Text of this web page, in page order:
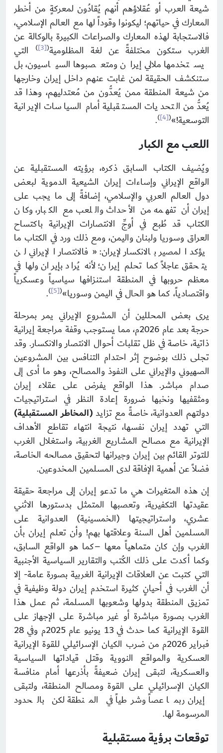
شيعة العرب أو عُقلاؤهم أنهم يُقادُون لمعركةٍ من أخطر
المعارك في حياتهم؛ ليكونوا وقوداً لها مع العالم الإسلامي،
فالاستجابة لهذه المعارك والصراعات الكبيرة بالوكالة عن
الغرب ستكون مختلفةً عن لغة المظلومية(
[3]
)
التي
يستخدمها ملالي إيران ومتعصبوها السياسيون، بل
ستنكشف الحقيقة لمن غابت عنهم داخل إيران وخارجها
من شيعة المنطقة ممن يُعدُّون من مُعتدليهم، وهذا قد
يُعدُّ من التحديات المستقبلية أمام السياسات الإيرانية
التوسعية!»(
[4]
)
.
اللعب مع الكبار
ويُضيف الكتاب السابق ذكره، برؤيته المستقبلية عن
الواقع الإيراني وإساءات إيران الشيعية الدموية لبعض
دول العالم العربي والإسلامي، إضافةً إلى ما يجب على
إيران أن تفهمه من الأحداث واللعب مع الكبار، وكان
الكتاب قد طُبع في أوجِّ الانتصارات الإيرانية باكتساح
العراق وسوريا ولبنان واليمن، ومع ذلك ورد في الكتاب ما
يؤكد المصير بالانكسار لإيران: «فالانتصار الإيراني لن
يتحقق عاجلاً كما تحلم إيران؛ لأنه يُراد بإيران ولها في
معظم حروبها في المنطقة استنزافها سياسياً وعسكرياً
واقتصادياً، كما هو الحال في اليمن وسوريا»(
[5]
)
.
يرى بعض المحللين أن المشروع الإيراني يمر بمرحلة
حرجة بعد عام 2026م، مما يستوجب وقفة مراجعة إيرانية
ذاتية، خاصة في ظل تقلبات أحوال الانتصار والانكسار. وقد
تجلى ذلك بوضوح إثر احتدام التنافس بين المشروعين
الصهيوني والإيراني على النفوذ والمصالح، وهو ما أدى إلى
صدام مباشر. هذا الواقع يفرض على عقلاء إيران
ومثقفيها ونخبها ضرورة إعادة النظر في استراتيجيات
دولتهم العدوانية، خاصةً مع تزايد(المخاطر المستقبلية)
التي تهدد إيران نفسها، نتيجة انتهاء تقاطع الأهداف
الإيرانية مع مصالح المشاريع الغربية، واستغلال الغرب
للتوتر القائم بين إيران وجيرانها لتحقيق مصالحه الخاصة،
فضلاً عن أهمية الإفاقة لدى المسلمين المخدوعين.
إن هذه المتغيرات هي ما تدعو إيران إلى مراجعة حقيقة
عقيدتها التكفيرية، وتعصبها المتمثل بدستورها الاثني
عشري، واستراتيجيتها (الخمسينية) العدوانية على
المسلمين أهل السنة وعلاقتها بهم! وأن تعلم إيران بأن
الغرب وإن كان متماهياً معها –كما هو الواقع السابق،
وكما أكدت على ذلك الكُتب والتقارير السياسية الأجنبية
التي كتبت عن العلاقات الإيرانية الغربية بصورة عامة- إلا
أن الغرب في أحيانٍ كثيرة استخدم إيران دولة وظيفية في
تمزيق المنطقة بدولها وشعوبها المسلمة، ثم عمل هذا
الغرب بصورة مباشرة أو غير مباشرة على الإجهاز على
القوة الإيرانية كما حدث في 13 يونيو عام 2025م وفي 28
فبراير 2026م من ضرب الكيان الإسرائيلي للقوة الإيرانية
العسكرية والمواقع النووية وقتل قياداتها السياسية
والعسكرية، لتبقى إيران ضعيفةً بأذرعها أمام منافسة
الكيان الإسرائيلي على القوة ومصالح المنطقة، ولتبقى
إيران ربما عصاً وشرطياً في المنطقة لكن بالحدود
المرسومة لها.
توقعات برؤية مستقبلية